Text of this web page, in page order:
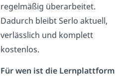
regelmäßig überarbeitet.
Dadurch bleibt Serlo aktuell,
verlässlich und komplett
kostenlos.
Für wen ist die Lernplattform